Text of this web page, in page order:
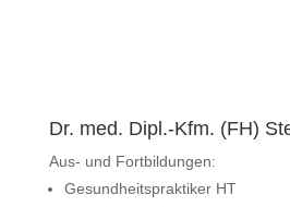
Dr. med. Dipl.-Kfm. (FH)
Aus- und Fortbildungen:
Gesundheitspraktiker HT